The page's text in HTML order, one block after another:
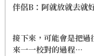
伴侶B：阿就放就去就
接下來，可能會是把
來一一校對的過程…